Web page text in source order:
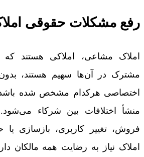
رفع مشکلات حقوقی
املاک مشاعی، املاکی هستند
مشترک در آن‌ها سهیم هستند،
اختصاصی هرکدام مشخص شده
منشأ اختلافات بین شرکاء
فروش، تغییر کاربری، بازسازی
املاک نیاز به رضایت همه مالکان